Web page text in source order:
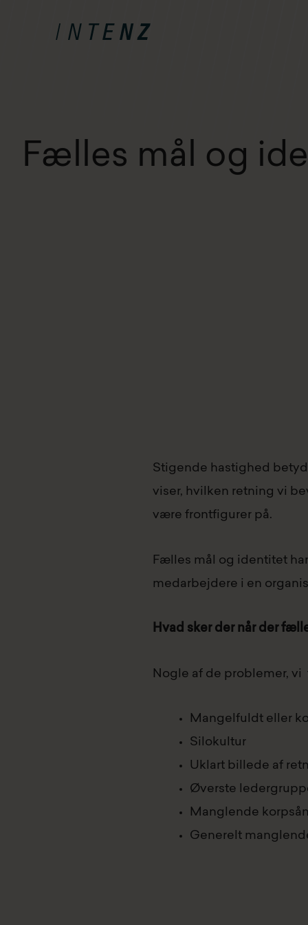
Fælles mål og
Stigende hastighed
viser, hvilken retning vi
være frontfigurer på.
Fælles mål og identitet
medarbejdere i en
Hvad sker der når der
Nogle af de problemer,
Mangelfuldt eller
Silokultur
Uklart billede af
Øverste
Manglende
Generelt